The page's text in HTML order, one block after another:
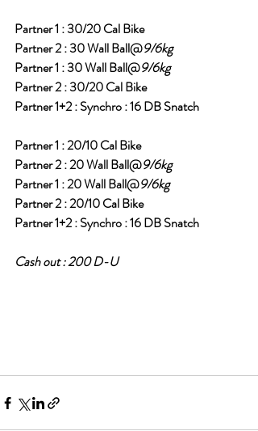
Partner 1 : 30/20 Cal Bike
Partner 2 : 30 Wall Ball@9/6kg
Partner 1 : 30 Wall Ball@9/6kg
Partner 2 : 30/20 Cal Bike
Partner 1+2 : Synchro : 16 DB Snatch
Partner 1 : 20/10 Cal Bike
Partner 2 : 20 Wall Ball@9/6kg
Partner 1 : 20 Wall Ball@9/6kg
Partner 2 : 20/10 Cal Bike
Partner 1+2 : Synchro : 16 DB Snatch
Cash out : 200 D-U